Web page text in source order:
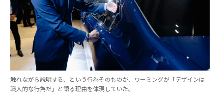
触れながら説明する、という行為そのものが、ワーミングが「デザインは
職人的な行為だ」と語る理由を体現していた。